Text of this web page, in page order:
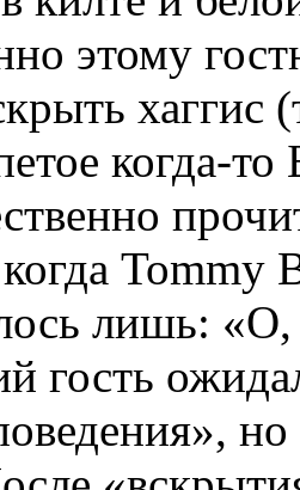
этому
хаггис
когда-
Tommy
лишь:
гость